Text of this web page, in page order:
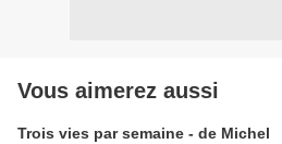
Vous aimerez aussi
Trois vies par semaine - de Michel